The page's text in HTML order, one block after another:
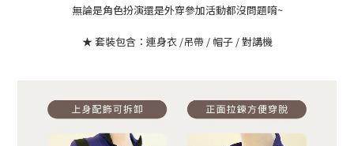
無論是角色扮演還是外穿參加活動都沒問題唷~
★ 套裝包含：連身衣 /吊帶 / 帽子 /對講機